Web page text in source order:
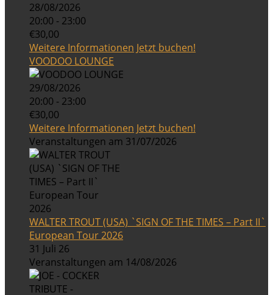
28/08/2026
20:00 - 23:00
€30,00
Weitere Informationen Jetzt buchen!
VOODOO LOUNGE
29/08/2026
20:00 - 23:00
€30,00
Weitere Informationen Jetzt buchen!
Veranstaltungen am 31/07/2026
WALTER TROUT (USA) `SIGN OF THE TIMES – Part II`
European Tour 2026
31 Juli 26
Veranstaltungen am 14/08/2026